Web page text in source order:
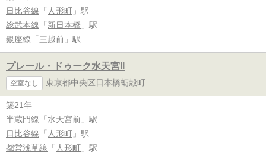
日比谷線 「 人形町 」駅
総武本線 「 新日本橋 」駅
銀座線 「 三越前 」駅
プレール・ドゥーク水天宮II
空室なし 東京都中央区日本橋蛎殻町
築21年
半蔵門線 「 水天宮前 」駅
日比谷線 「 人形町 」駅
都営浅草線 「 人形町 」駅